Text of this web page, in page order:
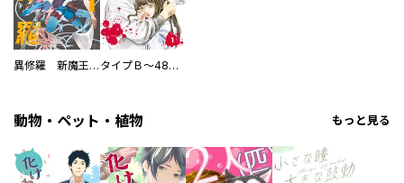
異修羅 新魔王戦争 タイプＢ～48時間後、致死率100％～【単話】
動物・ペット・植物 もっと見る